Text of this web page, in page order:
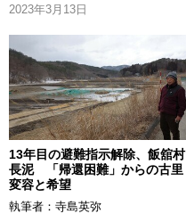
2023年3月13日
13年目の避難指示解除、飯舘村
長泥 「帰還困難」からの古里
変容と希望
執筆者： 寺島英弥